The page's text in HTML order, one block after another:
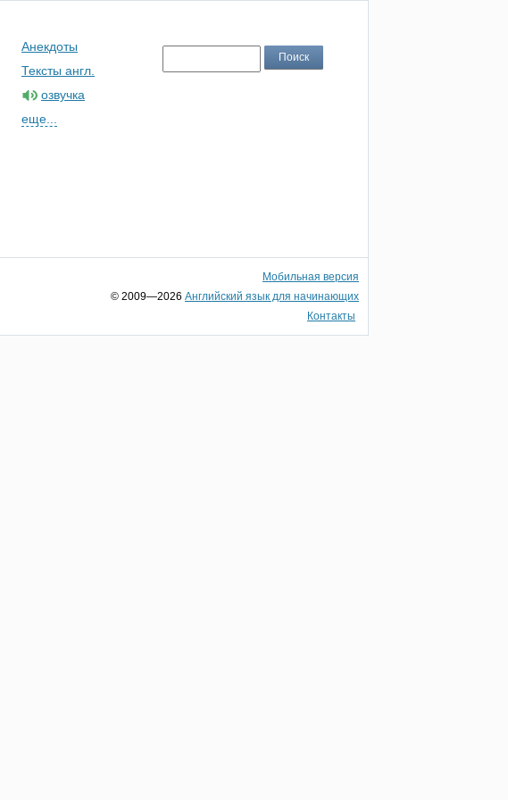
Анекдоты
Тексты англ.
озвучка
еще...
Мобильная версия
© 2009—2026 Английский язык для начинающих
Контакты